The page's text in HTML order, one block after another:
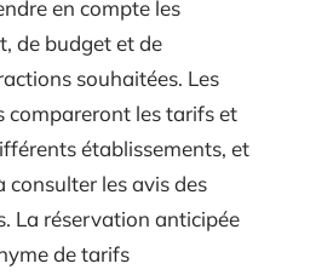
en compte les
de budget et de
souhaitées. Les
compareront les tarifs et
établissements, et
consulter les avis des
La réservation anticipée
de tarifs